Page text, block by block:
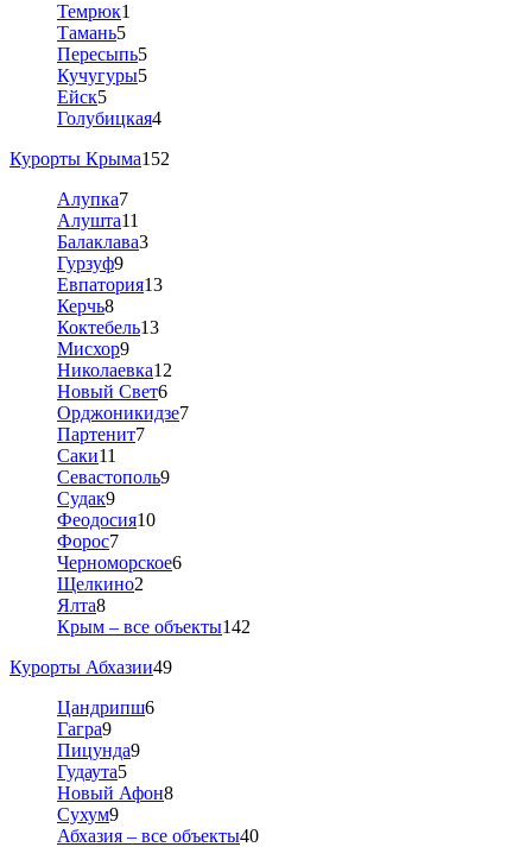
Темрюк1
Тамань5
Пересыпь5
Кучугуры5
Ейск5
Голубицкая4
Курорты Крыма152
Алупка7
Алушта11
Балаклава3
Гурзуф9
Евпатория13
Керчь8
Коктебель13
Мисхор9
Николаевка12
Новый Свет6
Орджоникидзе7
Партенит7
Саки11
Севастополь9
Судак9
Феодосия10
Форос7
Черноморское6
Щелкино2
Ялта8
Крым – все объекты142
Курорты Абхазии49
Цандрипш6
Гагра9
Пицунда9
Гудаута5
Новый Афон8
Сухум9
Абхазия – все объекты40